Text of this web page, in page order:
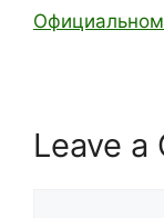
Leave a